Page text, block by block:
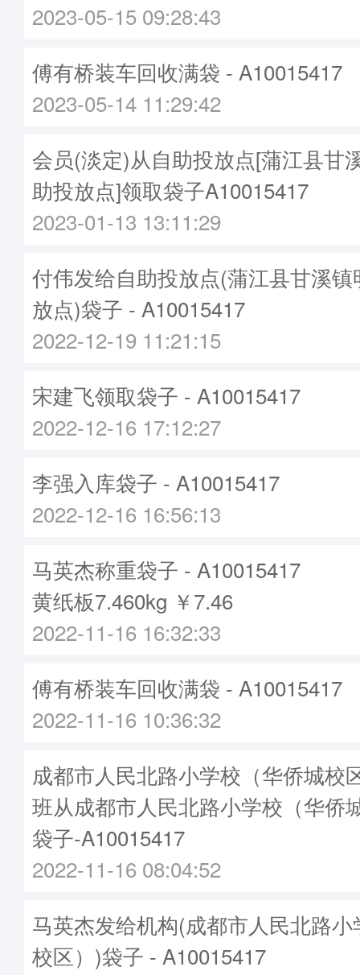
2023-05-15 09:28:43
傅有桥装车回收满袋 - A10015417
2023-05-14 11:29:42
会员(淡定)从自助投放点[蒲江县甘
助投放点]领取袋子A10015417
2023-01-13 13:11:29
付伟发给自助投放点(蒲江县甘溪
放点)袋子 - A10015417
2022-12-19 11:21:15
宋建飞领取袋子 - A10015417
2022-12-16 17:12:27
李强入库袋子 - A10015417
2022-12-16 16:56:13
马英杰称重袋子 - A10015417
黄纸板7.460kg ￥7.46
2022-11-16 16:32:33
傅有桥装车回收满袋 - A10015417
2022-11-16 10:36:32
成都市人民北路小学校（华侨城校
班从成都市人民北路小学校（华侨
袋子-A10015417
2022-11-16 08:04:52
马英杰发给机构(成都市人民北路
校区）)袋子 - A10015417